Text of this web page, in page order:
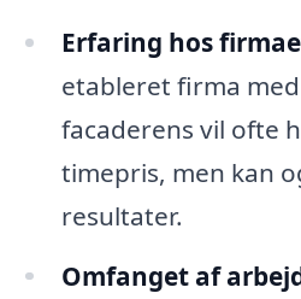
Erfaring hos
etableret firma
facaderens vil ofte
timepris, men kan
resultater.
Omfanget af